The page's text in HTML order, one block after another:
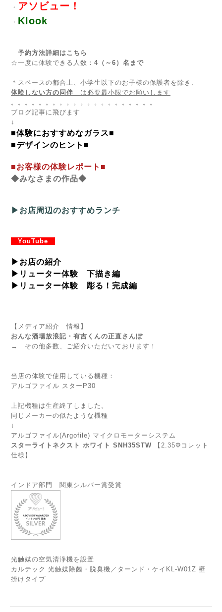
・ アソビュー！
・ Klook
予約方法詳細はこちら
☆一度に体験できる人数： 4（～6）名まで
＊スペースの都合上、小学生以下のお子様の保護者を除き、
体験しない方の同伴 は必要最小限でお願いします
。。。。。。。。。。。。。。。。。。。。。
ブログ記事に飛びます
↓
■体験におすすめなガラス■
■デザインのヒント■
■お客様の体験レポート■
◆みなさまの作品◆
▶お店周辺のおすすめランチ
YouTube
▶ お店の紹介
▶ リューター体験 下描き編
▶ リューター体験 彫る！完成編
【メディア紹介 情報】
おんな酒場放浪記・有吉くんの正直さんぽ
→ その他多数、ご紹介いただいております ！
当店の体験で使用している機種：
アルゴファイル スターP30
上記機種は生産終了しました。
同じメーカーの似たような機種
↓
アルゴファイル(Argofile) マイクロモーターシステム
スターライトネクスト ホワイト SNH35STW
【2.35Φコレット
仕様】
インドア部門 関東シルバー賞受賞
光触媒の空気清浄機を設置
カルテック 光触媒除菌・脱臭機／ターンド・ケイKL-W01Z 壁
掛けタイプ